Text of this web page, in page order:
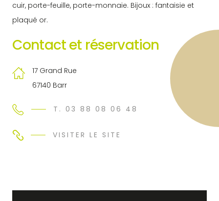
cuir, porte-feuille, porte-monnaie. Bijoux : fantaisie et
plaqué or.
Contact et réservation
17 Grand Rue
67140 Barr
T. 03 88 08 06 48
VISITER LE SITE